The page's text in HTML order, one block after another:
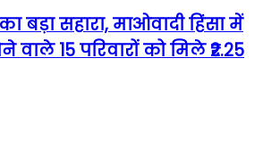
बड़ा सहारा, माओवादी हिंसा में
वाले 15 परिवारों को मिले ₹2.25